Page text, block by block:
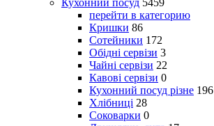
Кухонний посуд 5459
перейти в категорию
Кришки 86
Сотейники 172
Обідні сервізи 3
Чайні сервізи 22
Кавові сервізи 0
Кухонний посуд різне 196
Хлібниці 28
Соковарки 0